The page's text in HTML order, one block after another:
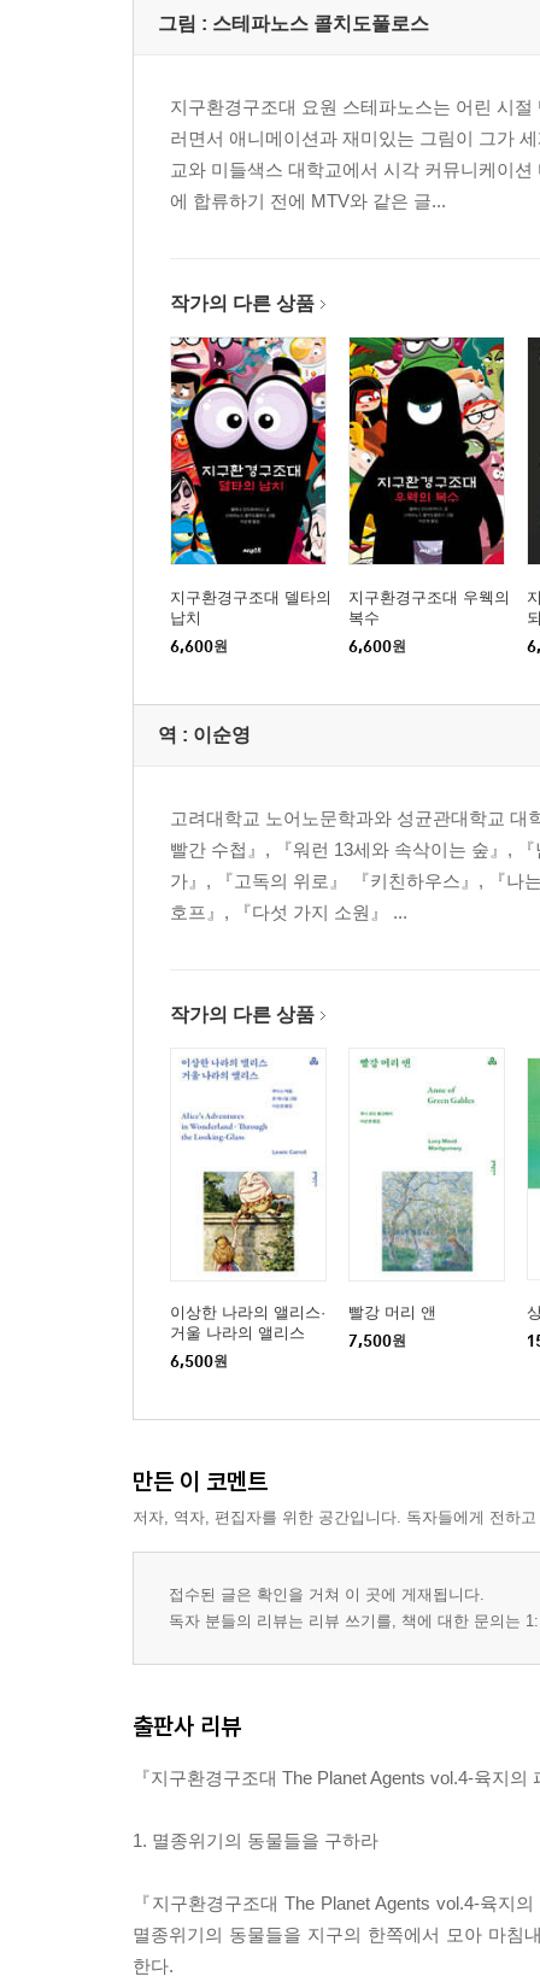
그림 : 스테파노스 콜치도풀로스
지구환경구조대 요원 스테파노스는 어린 시
러면서 애니메이션과 재미있는 그림이 그가
교와 미들색스 대학교에서 시각 커뮤니케이
에 합류하기 전에 MTV와 같은 글...
작가의 다른 상품
지구환경구조대 델타의
납치
6,600원
지구환경구조대 우웩의
복수
6,600원
역 : 이순영
고려대학교 노어노문학과와 성균관대학교
빨간 수첩』, 『워런 13세와 속삭이는 숲』,
가』, 『고독의 위로』 『키친하우스』, 『나
호프』, 『다섯 가지 소원』 ...
작가의 다른 상품
이상한 나라의 앨리스·
거울 나라의 앨리스
6,500원
빨강 머리 앤
7,500원
만든 이 코멘트
저자, 역자, 편집자를 위한 공간입니다. 독자들에게 전하
접수된 글은 확인을 거쳐 이 곳에 게재됩니다.
독자 분들의 리뷰는 리뷰 쓰기를, 책에 대한 문의는
출판사 리뷰
『지구환경구조대 The Planet Agents vol.4-육지
1. 멸종위기의 동물들을 구하라
『지구환경구조대 The Planet Agents vol.4-육지
멸종위기의 동물들을 지구의 한쪽에서 모아 마침
한다.